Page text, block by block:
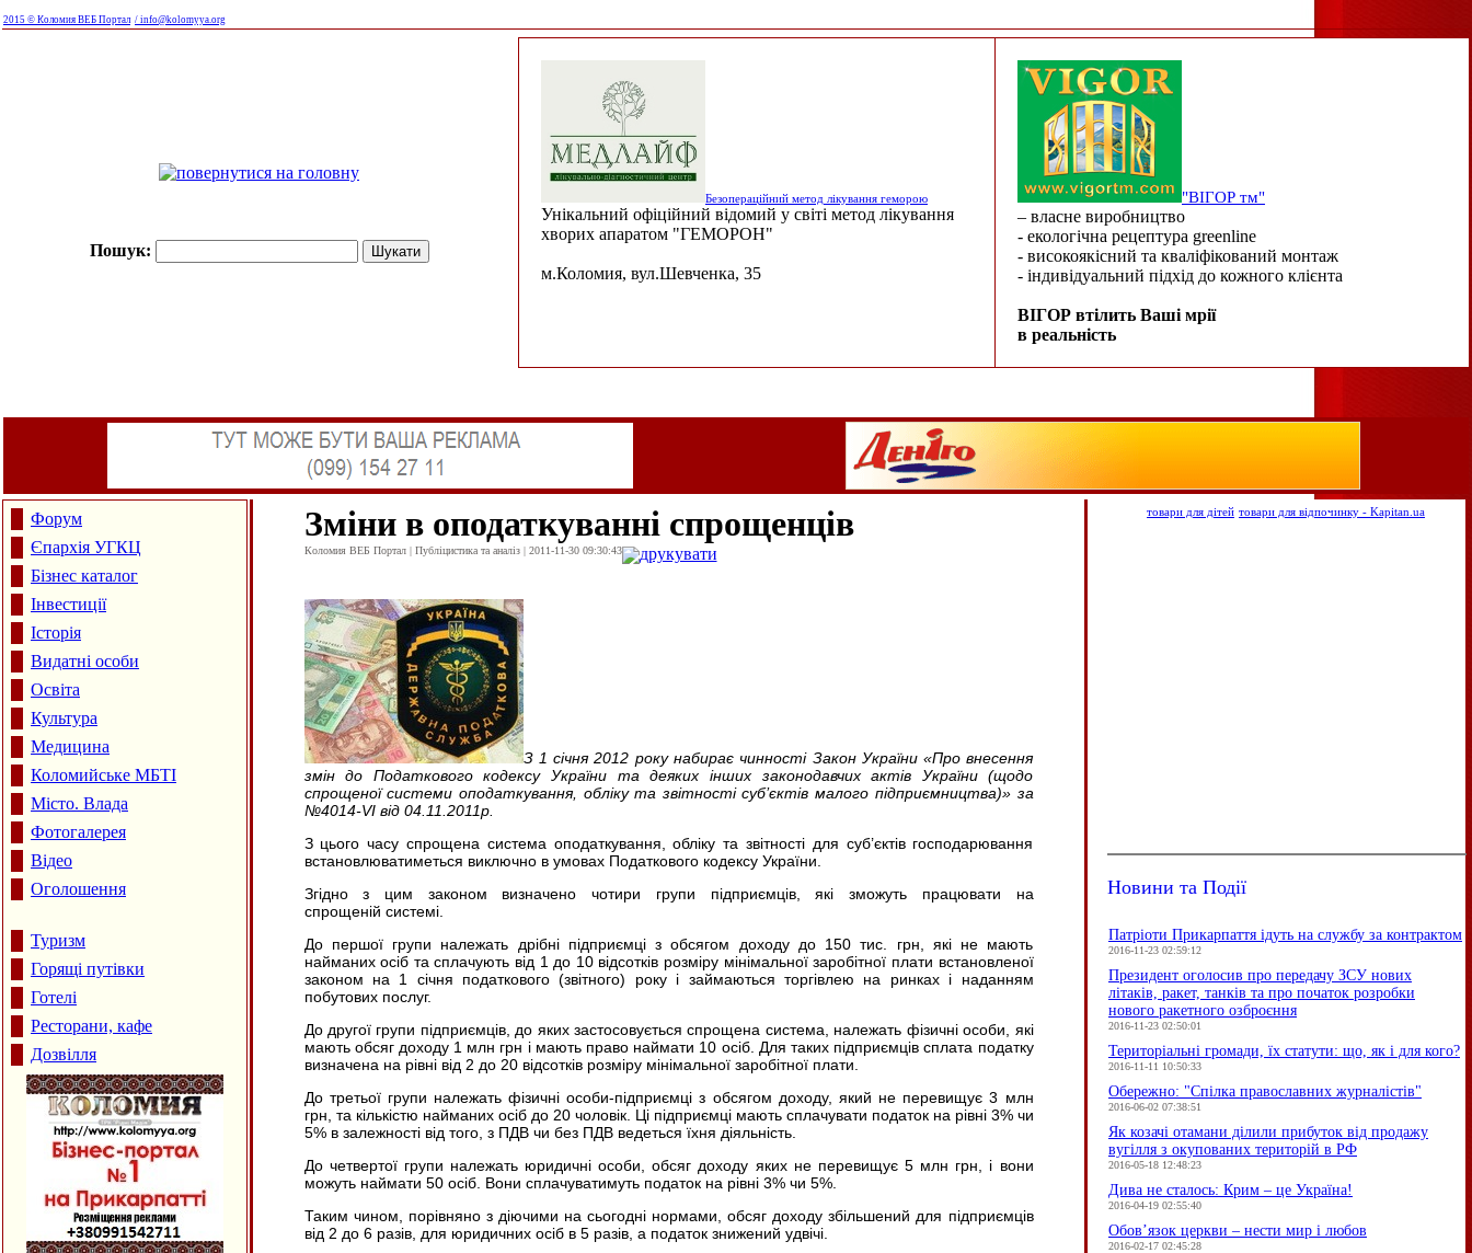
2015 © Коломия ВЕБ Портал / info@kolomyya.org
Пошук:
Безопераційний метод лікування геморою
Унікальний офіційний відомий у світі метод лікування
хворих апаратом "ГЕМОРОН"
м.Коломия, вул.Шевченка, 35
"ВІГОР тм"
– власне виробництво
- екологічна рецептура greenline
- високоякісний та кваліфікований монтаж
- індивідуальний підхід до кожного клієнта
ВІГОР втілить Ваші мрії
в реальність
Форум
Єпархія УГКЦ
Бізнес каталог
Інвестиції
Історія
Видатні особи
Освіта
Культура
Медицина
Коломийське МБТІ
Місто. Влада
Фотогалерея
Відео
Оголошення
Туризм
Горящі путівки
Готелі
Ресторани, кафе
Дозвілля
Зміни в оподаткуванні спрощенців
Коломия ВЕБ Портал | Публіцистика та аналіз | 2011-11-30 09:30:43 друкувати
З 1 січня 2012 року набирає чинності Закон України «Про внесення
змін до Податкового кодексу України та деяких інших законодавчих актів України (щодо
спрощеної системи оподаткування, обліку та звітності суб’єктів малого підприємництва)» за
№4014-VIвід 04.11.2011р.
З цього часу спрощена система оподаткування, обліку та звітності для суб’єктів господарювання
встановлюватиметься виключно в умовах Податкового кодексу України.
Згідно з цим законом визначено чотири групи підприємців, які зможуть працювати на
спрощеній системі.
До першої групи належать дрібні підприємці з обсягом доходу до 150 тис. грн, які не мають
найманих осіб та сплачують від 1 до 10 відсотків розміру мінімальної заробітної плати встановленої
законом на 1 січня податкового (звітного) року і займаються торгівлею на ринках і наданням
побутових послуг.
До другої групи підприємців, до яких застосовується спрощена система, належать фізичні особи, які
мають обсяг доходу 1 млн грн і мають право наймати 10 осіб. Для таких підприємців сплата податку
визначена на рівні від 2 до 20 відсотків розміру мінімальної заробітної плати.
До третьої групи належать фізичні особи-підприємці з обсягом доходу, який не перевищує 3 млн
грн, та кількістю найманих осіб до 20 чоловік. Ці підприємці мають сплачувати податок на рівні 3% чи
5% в залежності від того, з ПДВ чи без ПДВ ведеться їхня діяльність.
До четвертої групи належать юридичні особи, обсяг доходу яких не перевищує 5 млн грн, і вони
можуть наймати 50 осіб. Вони сплачуватимуть податок на рівні 3% чи 5%.
Таким чином, порівняно з діючими на сьогодні нормами, обсяг доходу збільшений для підприємців
від 2 до 6 разів, для юридичних осіб в 5 разів, а податок знижений удвічі.
товари для дітей товари для відпочинку - Kapitan.ua
Новини та Події
Патріоти Прикарпаття ідуть на службу за контрактом
2016-11-23 02:59:12
Президент оголосив про передачу ЗСУ нових
літаків, ракет, танків та про початок розробки
нового ракетного озброєння
2016-11-23 02:50:01
Територіальні громади, їх статути: що, як і для кого?
2016-11-11 10:50:33
Обережно: "Спілка православних журналістів"
2016-06-02 07:38:51
Як козачі отамани ділили прибуток від продажу
вугілля з окупованих територій в РФ
2016-05-18 12:48:23
Дива не сталось: Крим – це Україна!
2016-04-19 02:55:40
Обов’язок церкви – нести мир і любов
2016-02-17 02:45:28